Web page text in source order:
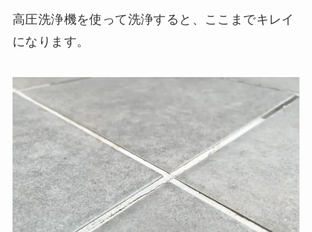
高圧洗浄機を使って洗浄すると、ここまでキレイ
になります。